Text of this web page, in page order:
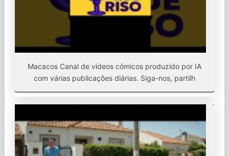
Macacos Canal de vídeos cómicos produzido por IA
com várias publicações diárias. Siga-nos, partilh